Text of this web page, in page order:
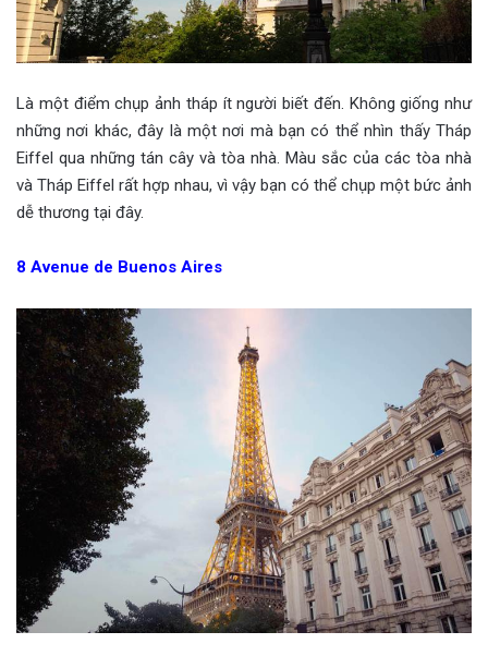
Là một điểm chụp ảnh tháp ít người biết đến. Không giống như
những nơi khác, đây là một nơi mà bạn có thể nhìn thấy Tháp
Eiffel qua những tán cây và tòa nhà. Màu sắc của các tòa nhà
và Tháp Eiffel rất hợp nhau, vì vậy bạn có thể chụp một bức ảnh
dễ thương tại đây.
8 Avenue de Buenos Aires